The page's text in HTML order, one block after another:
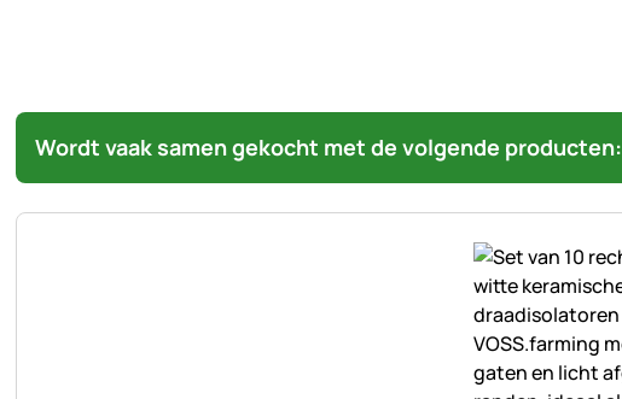
Wordt vaak samen gekocht met de volgende producten: